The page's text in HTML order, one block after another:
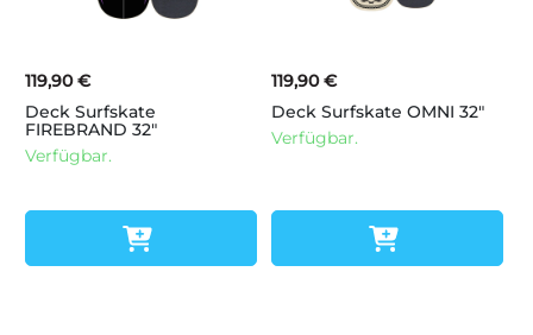
119,90 €
Deck Surfskate
FIREBRAND 32"
Verfügbar.
119,90 €
Deck Surfskate OMNI 32"
Verfügbar.